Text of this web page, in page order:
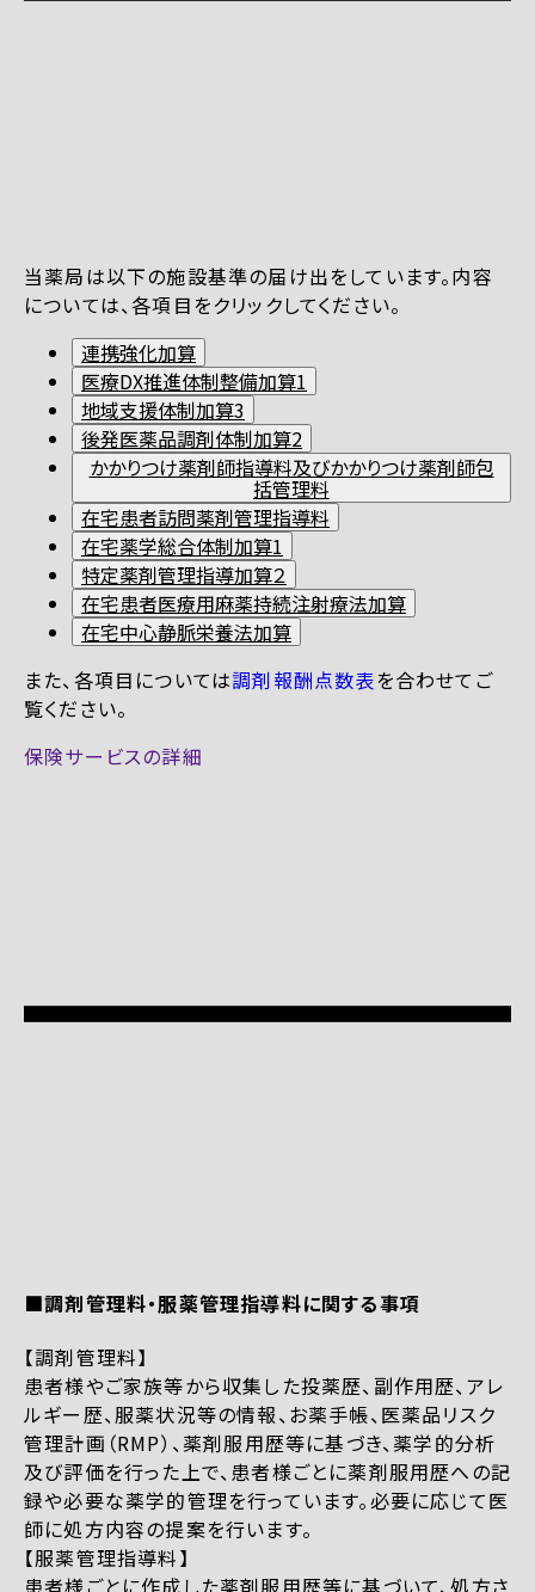
当薬局は以下の施設基準の届け出をしています。内容
については、各項目をクリックしてください。
連携強化加算
医療DX推進体制整備加算1
地域支援体制加算3
後発医薬品調剤体制加算2
かかりつけ薬剤師指導料及びかかりつけ薬剤師包
括管理料
在宅患者訪問薬剤管理指導料
在宅薬学総合体制加算1
特定薬剤管理指導加算２
在宅患者医療用麻薬持続注射療法加算
在宅中心静脈栄養法加算
また、各項目については調剤報酬点数表を合わせてご
覧ください。
保険サービスの詳細
■調剤管理料・服薬管理指導料に関する事項
【調剤管理料】
患者様やご家族等から収集した投薬歴、副作用歴、アレ
ルギー歴、服薬状況等の情報、お薬手帳、医薬品リスク
管理計画（RMP）、薬剤服用歴等に基づき、薬学的分析
及び評価を行った上で、患者様ごとに薬剤服用歴への記
録や必要な薬学的管理を行っています。必要に応じて医
師に処方内容の提案を行います。
【服薬管理指導料】